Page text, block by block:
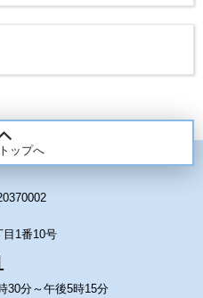
ップへ
1番10号
30分～午後5時15分